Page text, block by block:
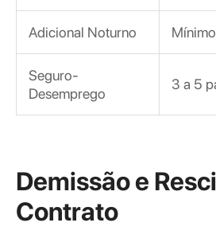
Adicional Noturno
Seguro-
Desemprego
3 a 5
Demissão e
Contrato